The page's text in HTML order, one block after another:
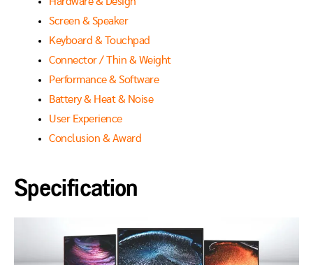
Screen & Speaker
Keyboard & Touchpad
Connector / Thin & Weight
Performance & Software
Battery & Heat & Noise
User Experience
Conclusion & Award
Specification